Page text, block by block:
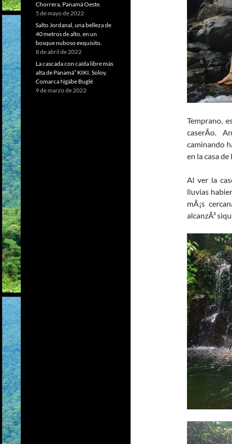
Temprano,
caserÃ­o.
caminando
en la casa
Al ver la
lluvias
mÃ¡s
alcanzÃ³
Chorrera, Panamá Oeste.
5 de mayo de 2022
Salto Jordanal, una belleza de
40 metros de alto, en un
bosque nuboso exquisito.
8 de abril de 2022
La cascada con caída libre más
alta de Panamá” KIKI, Soloy,
Comarca Ngäbe Buglé
9 de marzo de 2022